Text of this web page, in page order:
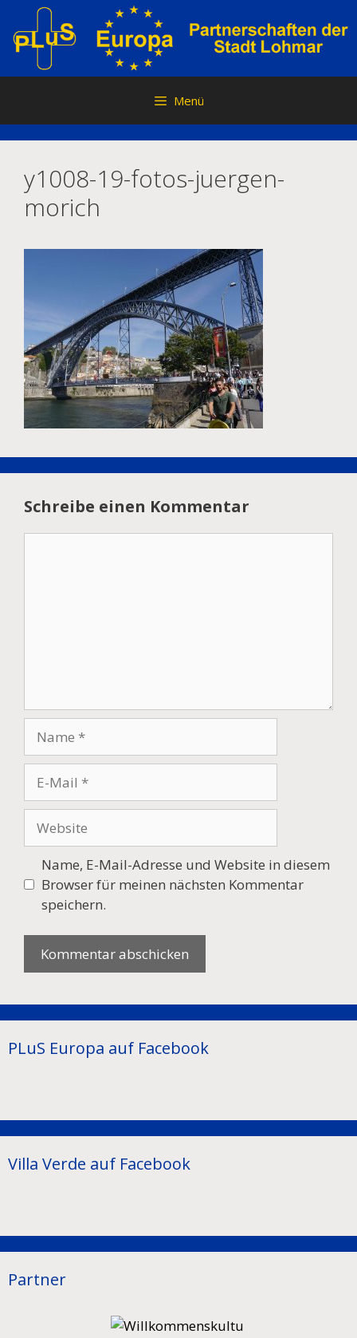
Inhalt
springen
Menü
y1008-19-fotos-juergen-
morich
Schreibe einen Kommentar
Mail
Name, E-Mail-Adresse und Website in diesem
Browser für meinen nächsten Kommentar
speichern.
PLuS Europa auf Facebook
Villa Verde auf Facebook
Partner